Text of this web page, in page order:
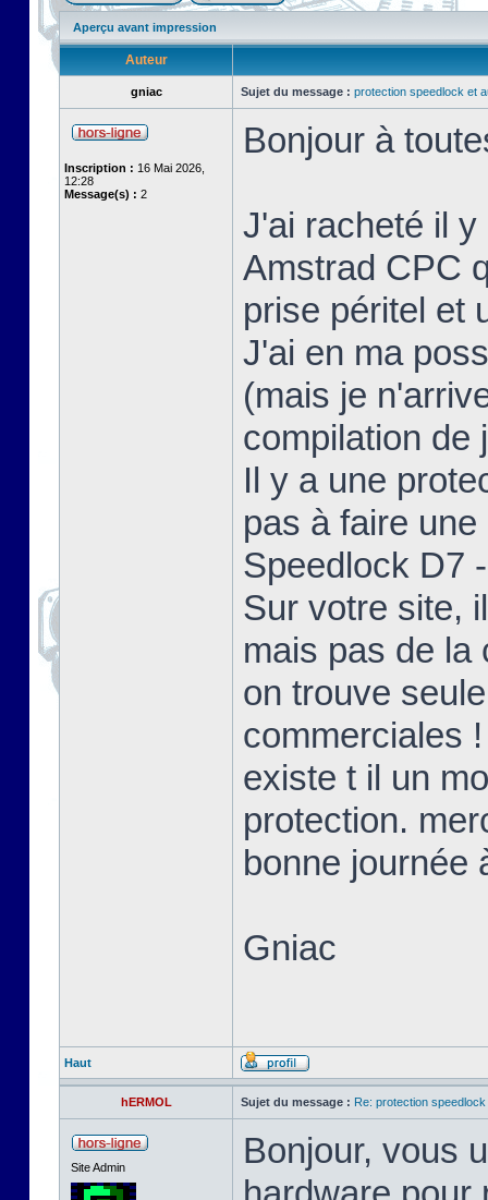
Aperçu avant impression
Auteur
gniac Sujet du message : protection speedlock et
Inscription : 16 Mai 2026,
12:28
Message(s) : 2
Bonjour à
J'ai racheté il
Amstrad CPC
prise péritel et
J'ai en ma
(mais je
compilation de
Il y a une
pas à faire
Speedlock D7
Sur votre site,
mais pas de la
on trouve
commerciales !
existe t il un
protection.
bonne journée
Gniac
Haut
hERMOL Sujet du message : Re: protection
Site Admin
Bonjour, vous